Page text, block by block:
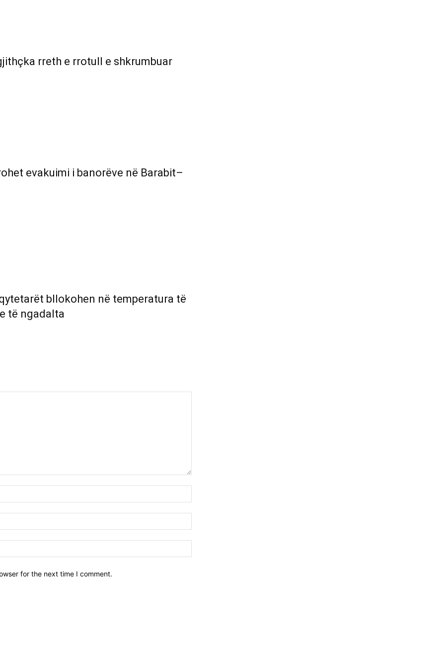
rreth e rrotull e shkrumbuar
evakuimi i banorëve në Barabit–
bllokohen në temperatura të
të ngadalta
for the next time I comment.